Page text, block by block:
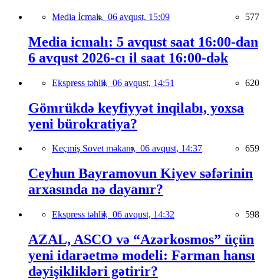
Media İcmalı, 06 avqust, 15:09 577
Media icmalı: 5 avqust saat 16:00-dan
6 avqust 2026-cı il saat 16:00-dək
Ekspress təhlil, 06 avqust, 14:51 620
Gömrükdə keyfiyyət inqilabı, yoxsa
yeni bürokratiya?
Keçmiş Sovet məkanı, 06 avqust, 14:37 659
Ceyhun Bayramovun Kiyev səfərinin
arxasında nə dayanır?
Ekspress təhlil, 06 avqust, 14:32 598
AZAL, ASCO və “Azərkosmos” üçün
yeni idarəetmə modeli: Fərman hansı
dəyişiklikləri gətirir?